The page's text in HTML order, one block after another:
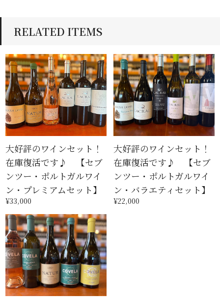
RELATED ITEMS
大好評のワインセット！
在庫復活です♪ 【セブ
ンツー・ポルトガルワイ
ン・プレミアムセット】
¥33,000
大好評のワインセット！
在庫復活です♪ 【セブ
ンツー・ポルトガルワイ
ン・バラエティセット】
¥22,000